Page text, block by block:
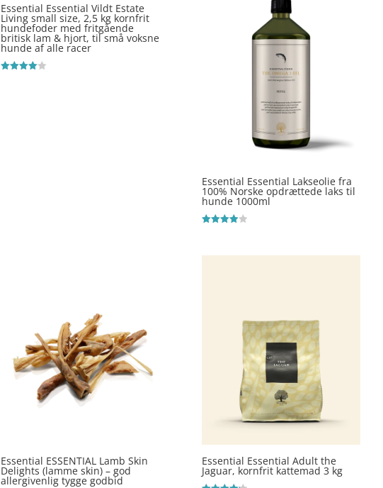
Essential Essential Vildt Estate
Living small size, 2,5 kg kornfrit
hundefoder med fritgående
britisk lam & hjort, til små voksne
hunde af alle racer
Essential Essential Lakseolie fra
100% Norske opdrættede laks til
hunde 1000ml
Essential ESSENTIAL Lamb Skin
Delights (lamme skin) – god
allergivenlig tygge godbid
Essential Essential Adult the
Jaguar, kornfrit kattemad 3 kg